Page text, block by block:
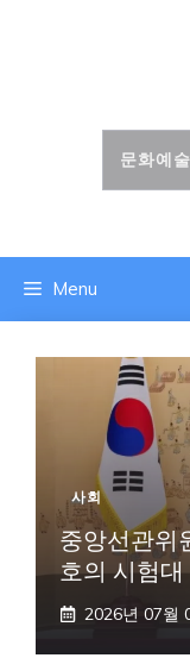
문화예
Menu
사회
중앙선관위
호의 시험대
2026년 07월